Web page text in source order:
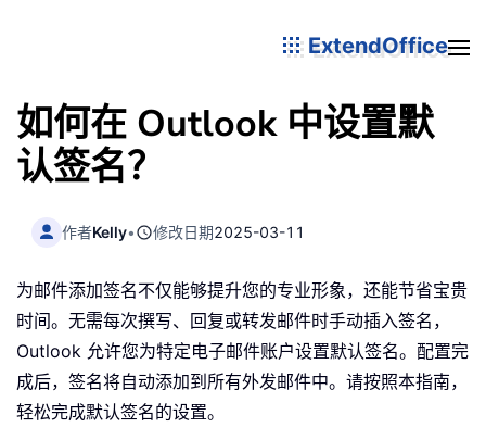
ExtendOffice
如何在 Outlook 中设置默
认签名？
作者Kelly• 修改日期2025-03-11
为邮件添加签名不仅能够提升您的专业形象，还能节省宝贵
时间。无需每次撰写、回复或转发邮件时手动插入签名，
Outlook 允许您为特定电子邮件账户设置默认签名。配置完
成后，签名将自动添加到所有外发邮件中。请按照本指南，
轻松完成默认签名的设置。